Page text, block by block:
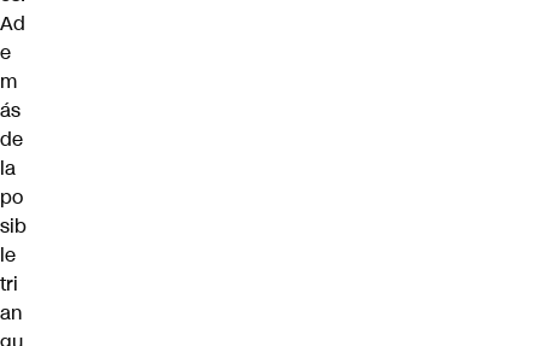
Ad
e
m
ás
de
la
po
sib
le
tri
an